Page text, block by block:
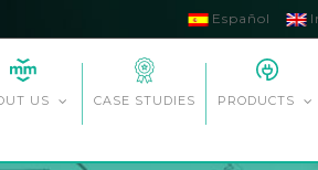
Español
US CASE STUDIES PRODUCTS